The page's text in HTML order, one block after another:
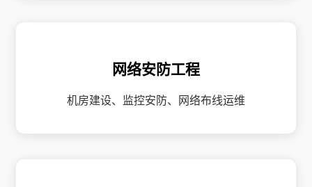
网络安防工程
机房建设、监控安防、网络布线运维